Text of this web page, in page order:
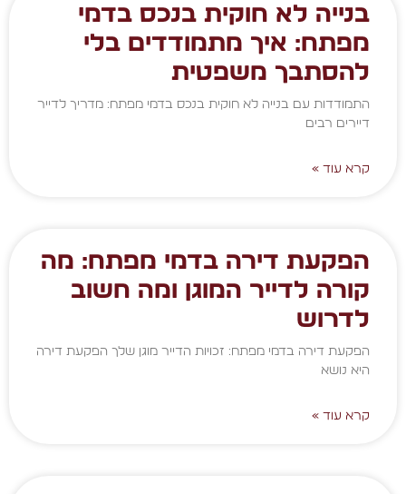
בנייה לא חוקית בנכס בדמי
מפתח: איך מתמודדים בלי
להסתבך משפטית
התמודדות עם בנייה לא חוקית בנכס בדמי מפתח: מדריך לדייר
דיירים רבים
קרא עוד »
הפקעת דירה בדמי מפתח: מה
קורה לדייר המוגן ומה חשוב
לדרוש
הפקעת דירה בדמי מפתח: זכויות הדייר מוגן שלך הפקעת דירה
היא נושא
קרא עוד »